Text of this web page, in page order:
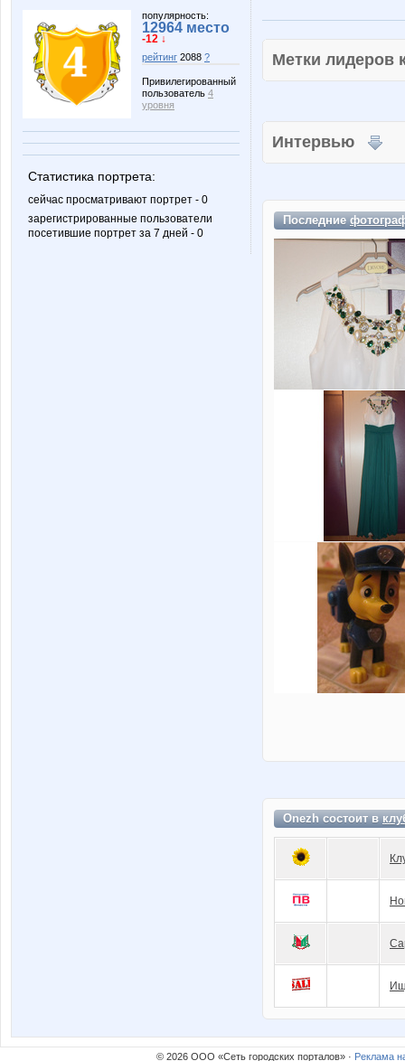
популярность:
12964 место
-12 ↓
рейтинг 2088 ?
Привилегированный
пользователь 4
уровня
Статистика портрета:
сейчас просматривают портрет - 0
зарегистрированные пользователи
посетившие портрет за 7 дней - 0
Метки
Интервью
Последние
Onezh состоит в
© 2026 ООО «Сеть городских порталов» · Реклама